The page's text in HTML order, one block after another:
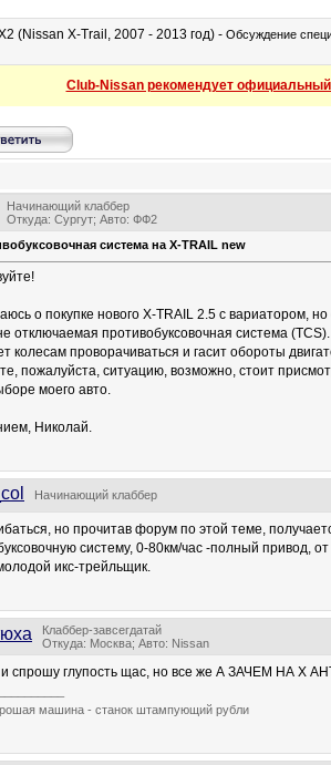
(Nissan X-Trail, 2007 - 2013 год) - Обсуждение
Club-Nissan рекомендует
Начинающий клаббер
Откуда: Сургут; Авто: ФФ2
система на X-TRAIL new
о покупке нового X-TRAIL 2.5 с вариатором,
отключаемая противобуксовочная система
колесам проворачиваться и гасит обороты
пожалуйста, ситуацию, возможно, стоит
моего авто.
Николай.
Начинающий клаббер
но прочитав форум по этой теме,
систему, 0-80км/час -полный привод,
икс-трейльщик.
Клаббер-завсегдатай
Откуда: Москва; Авто: Nissan
спрошу глупость щас, но все же А ЗАЧЕМ НА Х
машина - станок штампующий рубли